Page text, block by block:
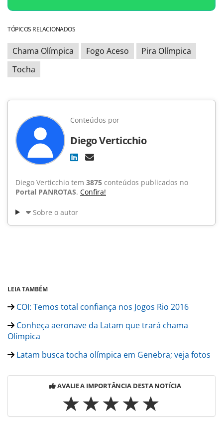
TÓPICOS RELACIONADOS
Chama Olímpica Fogo Aceso
Pira Olímpica
Tocha
Conteúdos por
Diego Verticchio
Diego Verticchio tem 3875 conteúdos publicados no
Portal PANROTAS. Confira!
Sobre o autor
LEIA TAMBÉM
COI: Temos total confiança nos Jogos Rio 2016
Conheça aeronave da Latam que trará chama
Olímpica
Latam busca tocha olímpica em Genebra; veja fotos
AVALIE A IMPORTÂNCIA DESTA NOTÍCIA